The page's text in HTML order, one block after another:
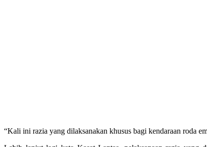
“Kali ini razia yang dilaksanakan khusus bagi kendaraan roda